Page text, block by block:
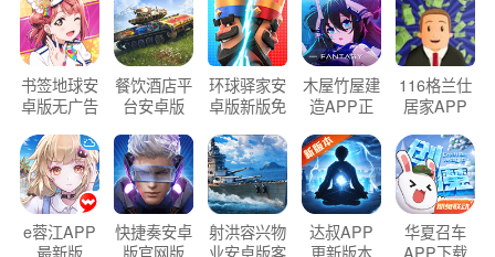
书签地球安
卓版无广告
餐饮酒店平
台安卓版
环球驿家安
卓版新版免
木屋竹屋建
造APP正
116格兰仕
居家APP
e蓉江APP
最新版
快捷奏安卓
版官网版
射洪容兴物
业安卓版客
达叔APP
更新版本
华夏召车
APP下载